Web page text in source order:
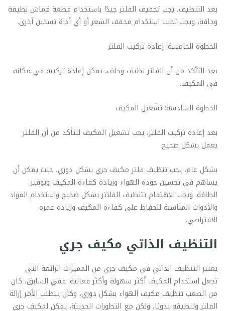
بعد التنظيف، يجب تجفيف الفلتر جيدًا باستخدام قطعة قماش نظيفة
وجافة، ويجب تجنب استخدام مجفف الشعر أو أي أداة تسخين أخرى.
الخطوة الخامسة: إعادة تركيب الفلتر
بعد التأكد من أن الفلتر نظيف وجاف، يمكن إعادة تركيبه في مكانه
في المكيف.
الخطوة السادسة: تشغيل المكيف
بعد إعادة تركيب الفلتر، يجب تشغيل المكيف للتأكد من أن الفلتر
يعمل بشكل صحيح.
بشكل عام، يجب تنظيف فلتر مكيف جري بشكل دوري، حيث يمكن أن
يساهم في تحسين جودة الهواء وزيادة كفاءة المكيف وتوفير
الطاقة. ويجب الاهتمام بتنظيف الفلاتر بشكل صحيح واستخدام المواد
والأدوات المناسبة للحفاظ على كفاءة المكيف وزيادة عمره
الافتراضي.
التنظيف الذاتي مكيف جري
يعتبر التنظيف الذاتي في مكيف جري من المميزات الرائعة التي
تجعل استخدام المكيف أكثر سهولة وأكثر فعالية. ففي السابق، كان
من الصعب تنظيف مكيف الهواء بشكل دوري، وكان يتطلب الأمر إزالة
الفلتر وتنظيفه يدويًا، ولكن مع التطورات الحديثة، يمكن لمكيف جري